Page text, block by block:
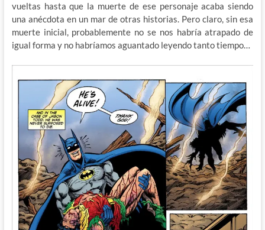
vueltas hasta que la muerte de ese personaje acaba siendo
una anécdota en un mar de otras historias. Pero claro, sin esa
muerte inicial, probablemente no se nos habría atrapado de
igual forma y no habríamos aguantado leyendo tanto tiempo…